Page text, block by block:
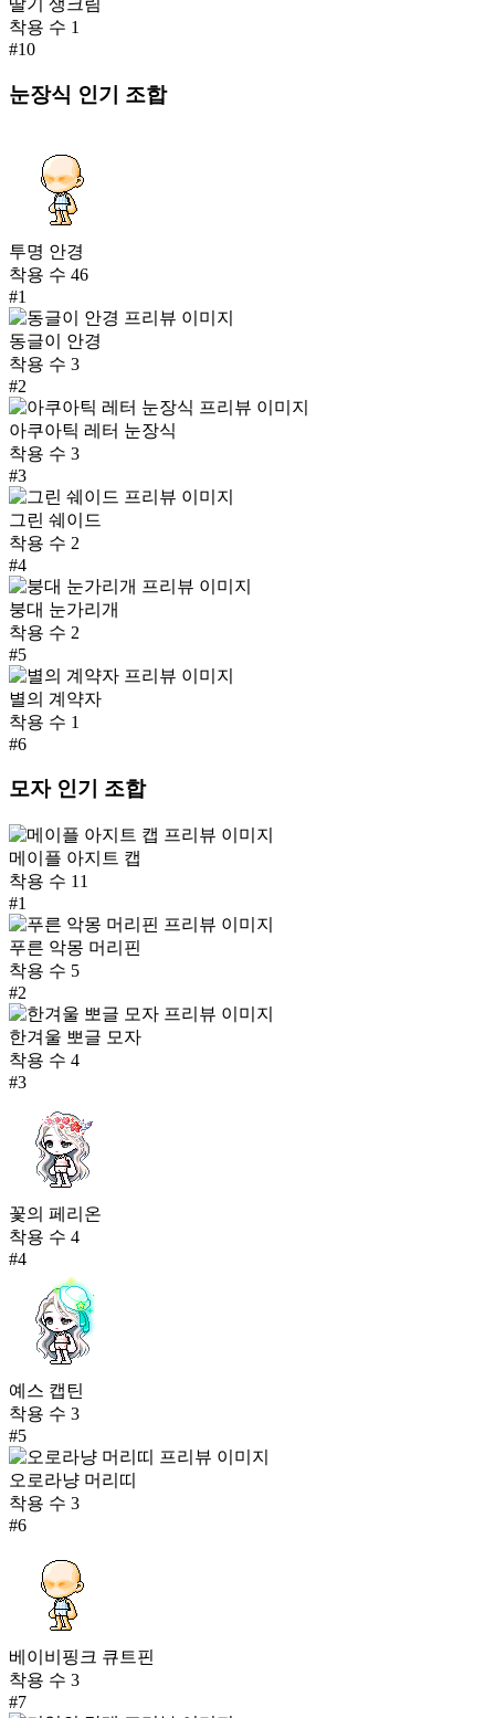
딸기 생크림
착용 수 1
#10
눈장식 인기 조합
투명 안경
착용 수 46
#1
동글이 안경
착용 수 3
#2
아쿠아틱 레터 눈장식
착용 수 3
#3
그린 쉐이드
착용 수 2
#4
붕대 눈가리개
착용 수 2
#5
별의 계약자
착용 수 1
#6
모자인기 조합
메이플 아지트 캡
착용 수 11
#1
푸른 악몽 머리핀
착용 수 5
#2
한겨울 뽀글 모자
착용 수 4
#3
꽃의 페리온
착용 수 4
#4
예스 캡틴
착용 수 3
#5
오로라냥 머리띠
착용 수 3
#6
베이비핑크 큐트핀
착용 수 3
#7